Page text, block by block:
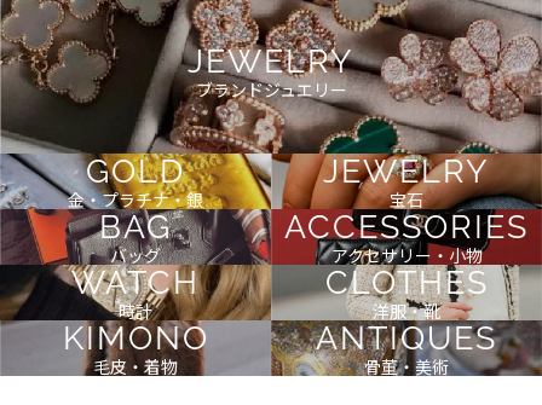
JEWELRY
ブランドジュエリー
GOLD
金・プラチナ・銀
JEWELRY
宝石
BAG
バッグ
ACCESSORIES
アクセサリー・小物
WATCH
時計
CLOTHES
洋服・靴
KIMONO
毛皮・着物
ANTIQUES
骨董・美術